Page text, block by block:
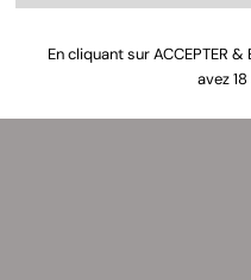
cuisiner de nouvelles
toque de chef et
En cliquant sur ACCEPTER
avez